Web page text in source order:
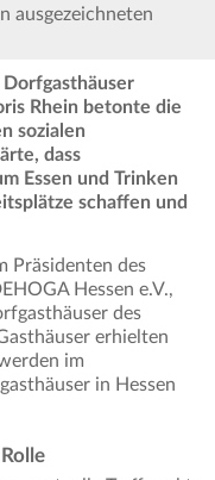
ausgezeichneten
Dorfgasthäuser
Rhein betonte die
sozialen
dass
Essen und Trinken
schaffen und
Präsidenten des
Hessen e.V.,
des
erhielten
im
in Hessen